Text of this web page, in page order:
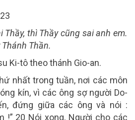
Thầy, thì Thầy cũng sai anh em.
Thần.
Ki-tô theo thánh Gio-an.
nhất trong tuần, nơi các môn
kín, vì các ông sợ người Do-
đứng giữa các ông và nói :
!” 20 Nói xong, Người cho các